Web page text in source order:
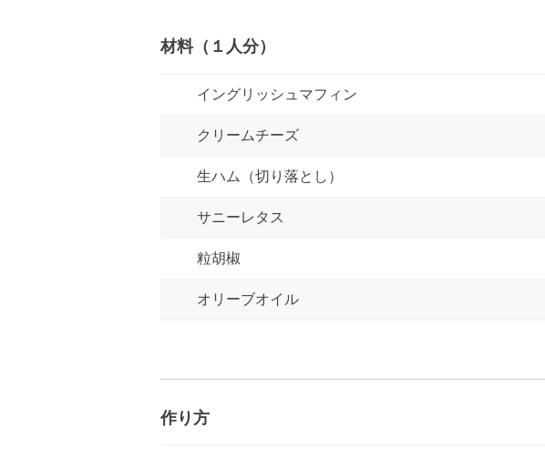
材料（１人分）
イングリッシュマフィン
クリームチーズ
生ハム（切り落とし）
サニーレタス
粒胡椒
オリーブオイル
作り方